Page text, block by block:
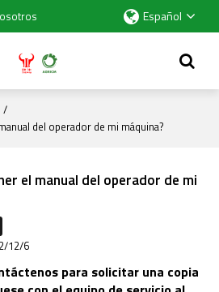
Español
/
del operador de mi máquina?
el manual del operador de mi
12/6
para solicitar una copia